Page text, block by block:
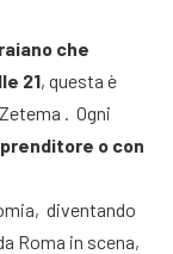
che
21, questa è
. Ogni
o con
diventando
Roma in scena,